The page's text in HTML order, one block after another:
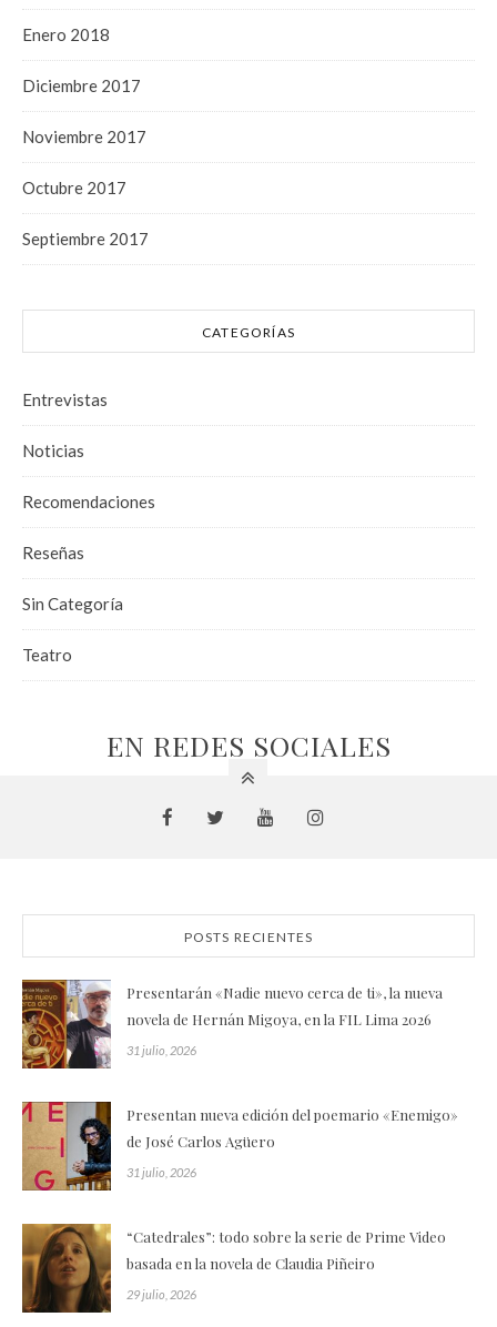
Enero 2018
Diciembre 2017
Noviembre 2017
Octubre 2017
Septiembre 2017
CATEGORÍAS
Entrevistas
Noticias
Recomendaciones
Reseñas
Sin Categoría
Teatro
EN REDES SOCIALES
POSTS RECIENTES
Presentarán «Nadie nuevo cerca de ti», la nueva
novela de Hernán Migoya, en la FIL Lima 2026
31 julio, 2026
Presentan nueva edición del poemario «Enemigo»
de José Carlos Agüero
31 julio, 2026
“Catedrales”: todo sobre la serie de Prime Video
basada en la novela de Claudia Piñeiro
29 julio, 2026